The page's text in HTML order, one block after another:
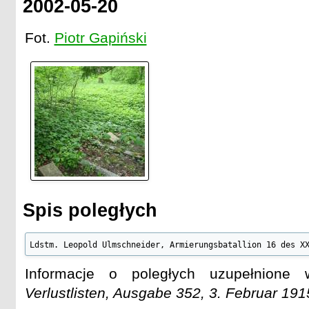
2002-05-20
Fot. Piotr Gapiński
Spis poległych
Ldstm. Leopold Ulmschneider, Armierungsbatallion 16 des
Informacje o poległych
Verlustlisten, Ausgabe 352, 3. Februar